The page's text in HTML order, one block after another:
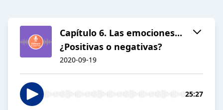
Capítulo 6. Las emociones...
¿Positivas o negativas?
2020-09-19
25:27